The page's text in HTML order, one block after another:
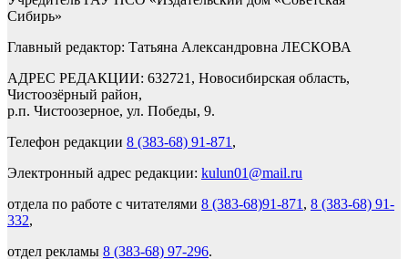
Сибирь»
Главный редактор: Татьяна Александровна ЛЕСКОВА
АДРЕС РЕДАКЦИИ: 632721, Новосибирская область,
Чистоозёрный район,
р.п. Чистоозерное, ул. Победы, 9.
Телефон редакции 8 (383-68) 91-871 ,
Электронный адрес редакции: kulun01@mail.ru
отдела по работе с читателями 8 (383-68)91-871 , 8 (383-68) 91-
332,
отдел рекламы 8 (383-68) 97-296.